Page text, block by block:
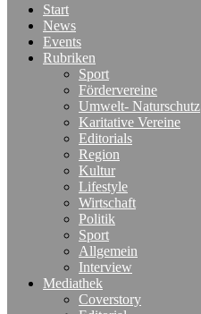
Start
News
Events
Rubriken
Sport
Fördervereine
Umwelt- Naturschutz
Karitative Vereine
Editorials
Region
Kultur
Lifestyle
Wirtschaft
Politik
Sport
Allgemein
Interview
Mediathek
Coverstory